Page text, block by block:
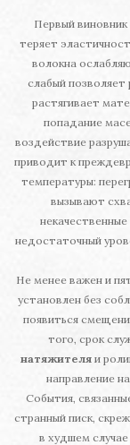
Первый
теряет
волокна
слабый позволяет
растягивает
попадание
воздействие
приводит к
температуры:
вызывают
недостаточный
Не менее важен и
установлен без
появиться
того, срок
натяжителяи
направление
События,
странный писк,
в худшем